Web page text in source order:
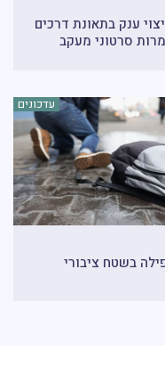
ענק בתאונת דרכים
סרטוני מעקב
עדכונים
בשטח ציבורי